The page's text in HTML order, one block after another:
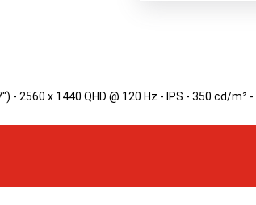
2560 x 1440 QHD @ 120 Hz - IPS - 350 cd/